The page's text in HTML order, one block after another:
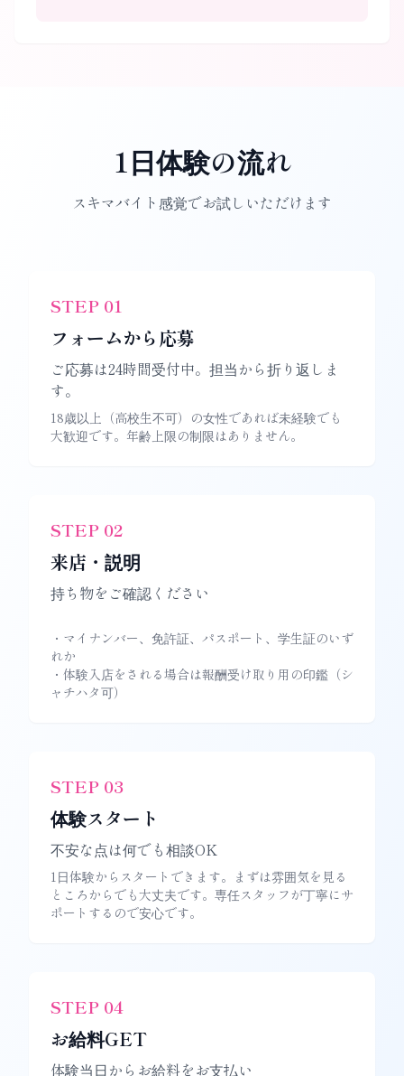
1日体験の流れ
スキマバイト感覚でお試しいただけます
STEP 01
フォームから応募
ご応募は24時間受付中。担当から折り返しま
す。
18歳以上（高校生不可）の女性であれば未経験でも
大歓迎です。年齢上限の制限はありません。
STEP 02
来店・説明
持ち物をご確認ください
・マイナンバー、免許証、パスポート、学生証のいず
れか
・体験入店をされる場合は報酬受け取り用の印鑑（シ
ャチハタ可）
STEP 03
体験スタート
不安な点は何でも相談OK
1日体験からスタートできます。まずは雰囲気を見る
ところからでも大丈夫です。専任スタッフが丁寧にサ
ポートするので安心です。
STEP 04
お給料GET
体験当日からお給料をお支払い